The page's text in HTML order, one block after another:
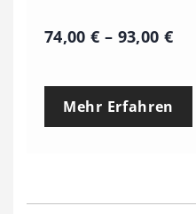
74,00€ – 93,00 €P
e
p
Mehr Erfahren